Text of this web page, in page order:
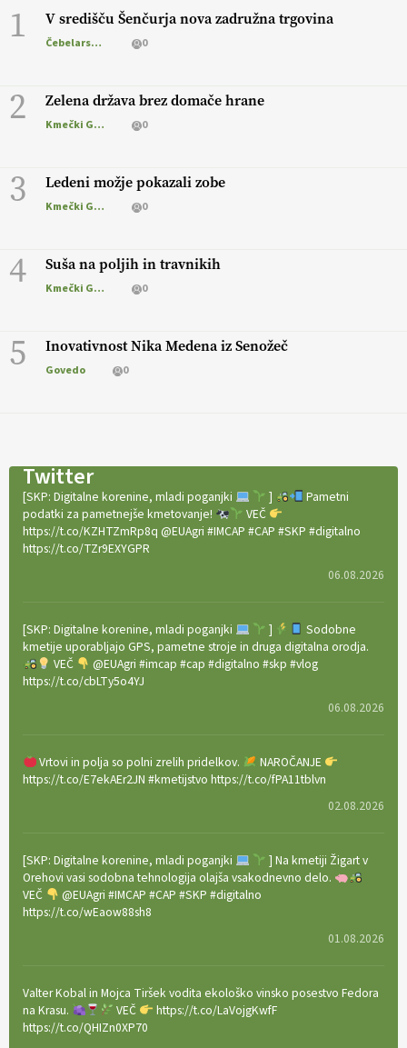
1 V središču Šenčurja nova zadružna trgovina
Čebelarstvo 0
2 Zelena država brez domače hrane
Kmečki Glas 0
3 Ledeni možje pokazali zobe
Kmečki Glas 0
4 Suša na poljih in travnikih
Kmečki Glas 0
5 Inovativnost Nika Medena iz Senožeč
Govedo 0
Twitter
[SKP: Digitalne korenine, mladi poganjki ]
Pametni
podatki za pametnejše kmetovanje!
VEČ
https://t.co/KZHTZmRp8q @EUAgri #IMCAP #CAP #SKP #digitalno
https://t.co/TZr9EXYGPR
06.08.2026
[SKP: Digitalne korenine, mladi poganjki ]
Sodobne
kmetije uporabljajo GPS, pametne stroje in druga digitalna orodja.
VEČ
@EUAgri #imcap #cap #digitalno #skp #vlog
https://t.co/cbLTy5o4YJ
06.08.2026
Vrtovi in polja so polni zrelih pridelkov.
NAROČANJE
https://t.co/E7ekAEr2JN #kmetijstvo https://t.co/fPA11tblvn
02.08.2026
[SKP: Digitalne korenine, mladi poganjki
] Na kmetiji Žigart v
Orehovi vasi sodobna tehnologija olajša vsakodnevno delo.
VEČ
@EUAgri #IMCAP #CAP #SKP #digitalno
https://t.co/wEaow88sh8
01.08.2026
Valter Kobal in Mojca Tiršek vodita ekološko vinsko posestvo Fedora
na Krasu.
VEČ
https://t.co/LaVojgKwfF
https://t.co/QHIZn0XP70